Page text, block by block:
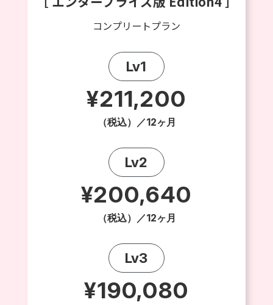
コンプリートプラン
Lv1
¥211,200
（税込）／12ヶ月
Lv2
¥200,640
（税込）／12ヶ月
Lv3
¥190,080